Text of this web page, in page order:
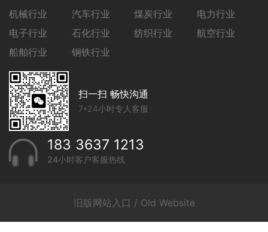
机械行业
汽车行业 煤炭行业
电力行业
电子行业
石化行业 纺织行业
航空行业
船舶行业
钢铁行业
扫一扫 畅快沟通
7*24小时专人客服
183 3637 1213
24小时客户客服热线
旧版网站入口 / Old Website